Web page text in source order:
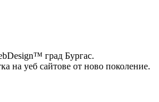
град Бургас.
на уеб сайтове от ново поколение.